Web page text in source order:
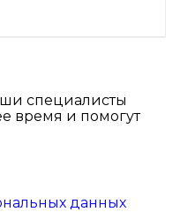
специалисты
время и помогут
данных